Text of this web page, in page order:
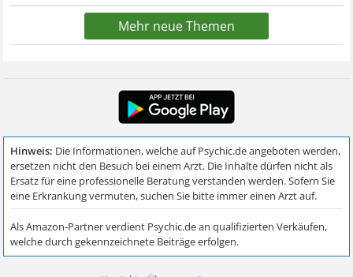
Mehr neue Themen